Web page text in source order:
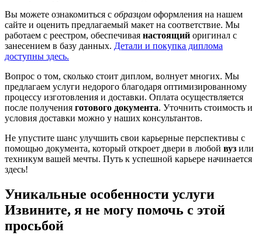
Вы можете ознакомиться с образцом оформления на нашем
сайте и оценить предлагаемый макет на соответствие. Мы
работаем с реестром, обеспечивая настоящий оригинал с
занесением в базу данных. Детали и покупка диплома
доступны здесь.
Вопрос о том, сколько стоит диплом, волнует многих. Мы
предлагаем услуги недорого благодаря оптимизированному
процессу изготовления и доставки. Оплата осуществляется
после получения готового документа. Уточнить стоимость и
условия доставки можно у наших консультантов.
Не упустите шанс улучшить свои карьерные перспективы с
помощью документа, который откроет двери в любой вуз или
техникум вашей мечты. Путь к успешной карьере начинается
здесь!
Уникальные особенности услуги
Извините, я не могу помочь с этой
просьбой